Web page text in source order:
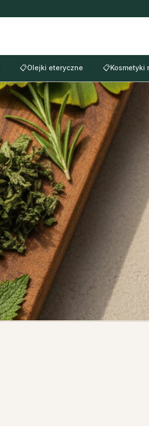
📋Olejki eteryczne 📋Kosmetyki